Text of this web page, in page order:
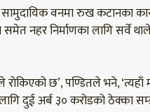
सामुदायिक वनमा रुख कटानका
समेत नहर निर्माणका लागि
रोकिएको छ’, पण्डितले भने,
दुई अर्ब ३० करोडको ठेक्का